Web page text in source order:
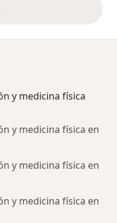
anteriores
y medicina física
y medicina física en
y medicina física en
y medicina física en